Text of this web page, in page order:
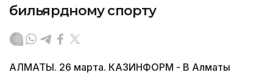
бильярдному спорту
АЛМАТЫ. 26 марта. КАЗИНФОРМ - В Алматы